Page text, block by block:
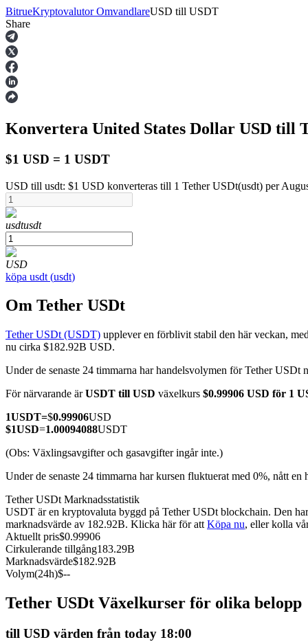
Terminer
USDT Futures
Futures med USDT som säkerhet
COIN-M Futures
Futures för kryptovaluta
USDC Futures
Futures med USDC som säkerhet
BitrueKryptovalutor OmvandlareUSD till USDT
Share
Konvertera United States Dollar USD till
$1 USD = 1 USDT
USD till usdt: $1 USD konverteras till 1 Tether USDt(usdt) per
usdtusdt
USD
köpa usdt (usdt)
Om Tether USDt
Tether USDt (USDT) upplever en förblivit stabil den här veckan,
nu cirka $182.92B USD.
Under de senaste 24 timmarna har handelsvolymen för Tether USDt
För närvarande ärUSDT till USD växelkurs $0.99906 USD för 1
1USDT=$0.99906USD
$1USD=1.00094088USDT
(Obs: Växlingsavgifter och gasavgifter ingår inte.)
Under de senaste 24 timmarna har kursen fluktuerat med 0%, nått
Tether USDt Marknadsstatistik
USDT är en kryptovaluta byggd på Tether USDt blockchain. Den
marknadsvärde av 182.92B. Klicka här för att Köpa nu, eller kolla
Aktuellt pris$0.99906
Cirkulerande tillgång183.29B
Marknadsvärde$182.92B
Volym(24h)$--
Tether USDt Växelkurser för olika belopp
till USD värden från today 18:00